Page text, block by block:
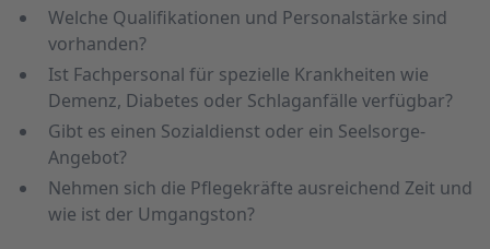
Welche Quali­fikationen und Personalstärke sind
vorhanden?
Ist Fachpersonal für spezielle Krankheiten wie
Demenz, Diabetes oder Schlaganfälle verfügbar?
Gibt es einen Sozial­dienst oder ein Seelsorge-
Angebot?
Nehmen sich die Pflege­kräfte aus­reichend Zeit und
wie ist der Umgangs­ton?